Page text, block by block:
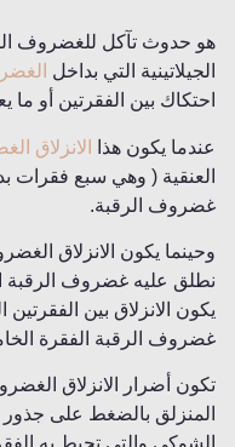
هو حدوث تآكل للغضروف
الجيلاتينية التي بداخل
احتكاك بين الفقرتين أو
عندما يكون هذا الانزلاق
العنقية ( وهي سبع فقرات
غضروف الرقبة.
وحينما يكون الانزلاق
نطلق عليه غضروف الرقبة
يكون الانزلاق بين
غضروف الرقبة الفقرة
تكون أضرار الانزلاق
المنزلق بالضغط على